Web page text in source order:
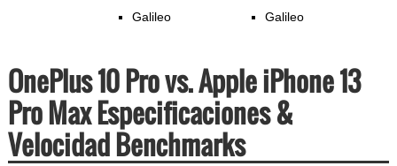
Galileo Galileo
OnePlus 10 Pro vs. Apple iPhone 13
Pro Max Especificaciones &
Velocidad Benchmarks